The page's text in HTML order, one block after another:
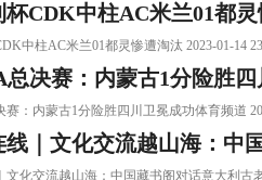
杯CDK中柱AC米兰01都
中柱AC米兰01都灵惨遭淘汰 2023-01-14
总决赛：内蒙古1分险胜
赛：内蒙古1分险胜四川卫冕成功体育频道
线｜文化交流越山海：中
文化交流越山海：中国藏书阁对话意大利古